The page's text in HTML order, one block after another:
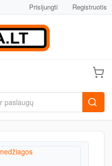
Prisijungti Registruotis